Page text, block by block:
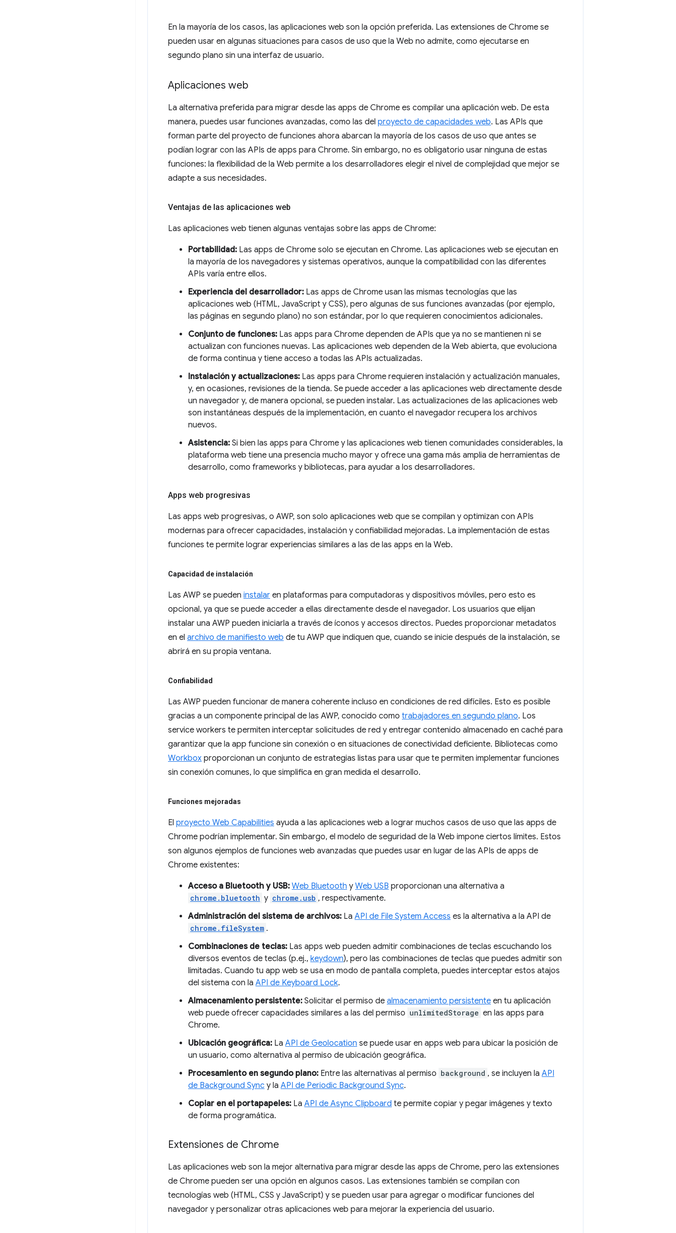
En la mayoría de los casos, las aplicaciones web son la opción preferida. Las extensiones de Chrome se
pueden usar en algunas situaciones para casos de uso que la Web no admite, como ejecutarse en
segundo plano sin una interfaz de usuario.
Aplicaciones web
La alternativa preferida para migrar desde las apps de Chrome es compilar una aplicación web. De esta
manera, puedes usar funciones avanzadas, como las del proyecto de capacidades web. Las APIs que
forman parte del proyecto de funciones ahora abarcan la mayoría de los casos de uso que antes se
podían lograr con las APIs de apps para Chrome. Sin embargo, no es obligatorio usar ninguna de estas
funciones: la flexibilidad de la Web permite a los desarrolladores elegir el nivel de complejidad que mejor se
adapte a sus necesidades.
Ventajas de las aplicaciones web
Las aplicaciones web tienen algunas ventajas sobre las apps de Chrome:
Portabilidad: Las apps de Chrome solo se ejecutan en Chrome. Las aplicaciones web se ejecutan en
la mayoría de los navegadores y sistemas operativos, aunque la compatibilidad con las diferentes
APIs varía entre ellos.
Experiencia del desarrollador: Las apps de Chrome usan las mismas tecnologías que las
aplicaciones web (HTML, JavaScript y CSS), pero algunas de sus funciones avanzadas (por ejemplo,
las páginas en segundo plano) no son estándar, por lo que requieren conocimientos adicionales.
Conjunto de funciones: Las apps para Chrome dependen de APIs que ya no se mantienen ni se
actualizan con funciones nuevas. Las aplicaciones web dependen de la Web abierta, que evoluciona
de forma continua y tiene acceso a todas las APIs actualizadas.
Instalación y actualizaciones: Las apps para Chrome requieren instalación y actualización manuales,
y, en ocasiones, revisiones de la tienda. Se puede acceder a las aplicaciones web directamente desde
un navegador y, de manera opcional, se pueden instalar. Las actualizaciones de las aplicaciones web
son instantáneas después de la implementación, en cuanto el navegador recupera los archivos
nuevos.
Asistencia: Si bien las apps para Chrome y las aplicaciones web tienen comunidades considerables, la
plataforma web tiene una presencia mucho mayor y ofrece una gama más amplia de herramientas de
desarrollo, como frameworks y bibliotecas, para ayudar a los desarrolladores.
Apps web progresivas
Las apps web progresivas, o AWP, son solo aplicaciones web que se compilan y optimizan con APIs
modernas para ofrecer capacidades, instalación y confiabilidad mejoradas. La implementación de estas
funciones te permite lograr experiencias similares a las de las apps en la Web.
Capacidad de instalación
Las AWP se pueden instalar en plataformas para computadoras y dispositivos móviles, pero esto es
opcional, ya que se puede acceder a ellas directamente desde el navegador. Los usuarios que elijan
instalar una AWP pueden iniciarla a través de íconos y accesos directos. Puedes proporcionar metadatos
en el archivo de manifiesto web de tu AWP que indiquen que, cuando se inicie después de la instalación, se
abrirá en su propia ventana.
Confiabilidad
Las AWP pueden funcionar de manera coherente incluso en condiciones de red difíciles. Esto es posible
gracias a un componente principal de las AWP, conocido como trabajadores en segundo plano. Los
service workers te permiten interceptar solicitudes de red y entregar contenido almacenado en caché para
garantizar que la app funcione sin conexión o en situaciones de conectividad deficiente. Bibliotecas como
Workbox proporcionan un conjunto de estrategias listas para usar que te permiten implementar funciones
sin conexión comunes, lo que simplifica en gran medida el desarrollo.
Funciones mejoradas
El proyecto Web Capabilities ayuda a las aplicaciones web a lograr muchos casos de uso que las apps de
Chrome podrían implementar. Sin embargo, el modelo de seguridad de la Web impone ciertos límites. Estos
son algunos ejemplos de funciones web avanzadas que puedes usar en lugar de las APIs de apps de
Chrome existentes:
Acceso a Bluetooth y USB: Web Bluetooth y Web USB proporcionan una alternativa a
chrome.bluetooth y chrome.usb , respectivamente.
Administración del sistema de archivos: La API de File System Access es la alternativa a la API de
chrome.fileSystem .
Combinaciones de teclas: Las apps web pueden admitir combinaciones de teclas escuchando los
diversos eventos de teclas (p.ej., keydown), pero las combinaciones de teclas que puedes admitir son
limitadas. Cuando tu app web se usa en modo de pantalla completa, puedes interceptar estos atajos
del sistema con la API de Keyboard Lock.
Almacenamiento persistente: Solicitar el permiso de almacenamiento persistente en tu aplicación
web puede ofrecer capacidades similares a las del permiso unlimitedStorage en las apps para
Chrome.
Ubicación geográfica: La API de Geolocation se puede usar en apps web para ubicar la posición de
un usuario, como alternativa al permiso de ubicación geográfica.
Procesamiento en segundo plano: Entre las alternativas al permiso background , se incluyen la API
de Background Sync y la API de Periodic Background Sync.
Copiar en el portapapeles: La API de Async Clipboard te permite copiar y pegar imágenes y texto
de forma programática.
Extensiones de Chrome
Las aplicaciones web son la mejor alternativa para migrar desde las apps de Chrome, pero las extensiones
de Chrome pueden ser una opción en algunos casos. Las extensiones también se compilan con
tecnologías web (HTML, CSS y JavaScript) y se pueden usar para agregar o modificar funciones del
navegador y personalizar otras aplicaciones web para mejorar la experiencia del usuario.